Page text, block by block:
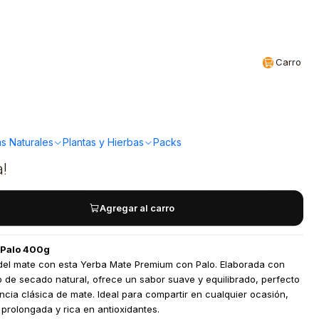
Carro
Naturales Plantas y Hierbas Packs
Agregar al carro
400g
mate con esta Yerba Mate Premium con Palo. Elaborada con
secado natural, ofrece un sabor suave y equilibrado, perfecto
clásica de mate. Ideal para compartir en cualquier ocasión,
y rica en antioxidantes.